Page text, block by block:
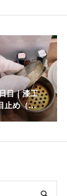
目｜漆工
止め（め